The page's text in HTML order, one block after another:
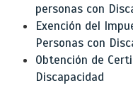
personas con
Exención del
Personas con
Obtención de
Discapacidad